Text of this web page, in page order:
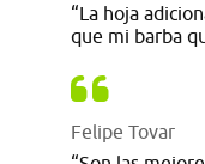
“La hoja
que mi barba
Felipe Tovar